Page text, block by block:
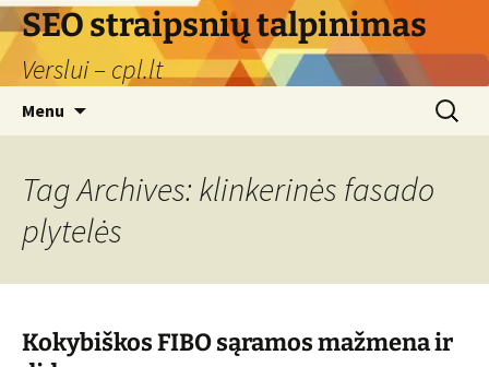
Skip
to
content
SEO straipsnių talpinimas
Verslui – cpl.lt
Menu
Search
for:
Tag Archives: klinkerinės fasado
plytelės
Kokybiškos FIBO sąramos mažmena ir